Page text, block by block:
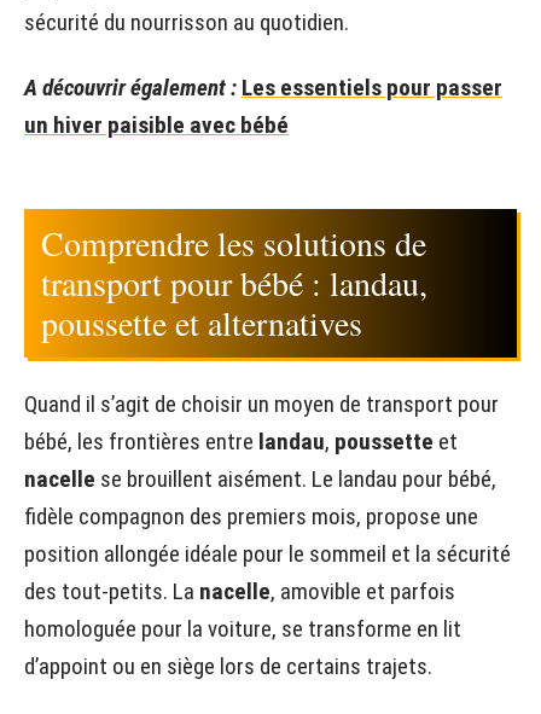
sécurité du nourrisson au quotidien.
A découvrir également : Les essentiels pour passer
un hiver paisible avec bébé
Comprendre les solutions de
transport pour bébé : landau,
poussette et alternatives
Quand il s’agit de choisir un moyen de transport pour
bébé, les frontières entre landau, poussette et
nacelle se brouillent aisément. Le landau pour bébé,
fidèle compagnon des premiers mois, propose une
position allongée idéale pour le sommeil et la sécurité
des tout-petits. La nacelle, amovible et parfois
homologuée pour la voiture, se transforme en lit
d’appoint ou en siège lors de certains trajets.